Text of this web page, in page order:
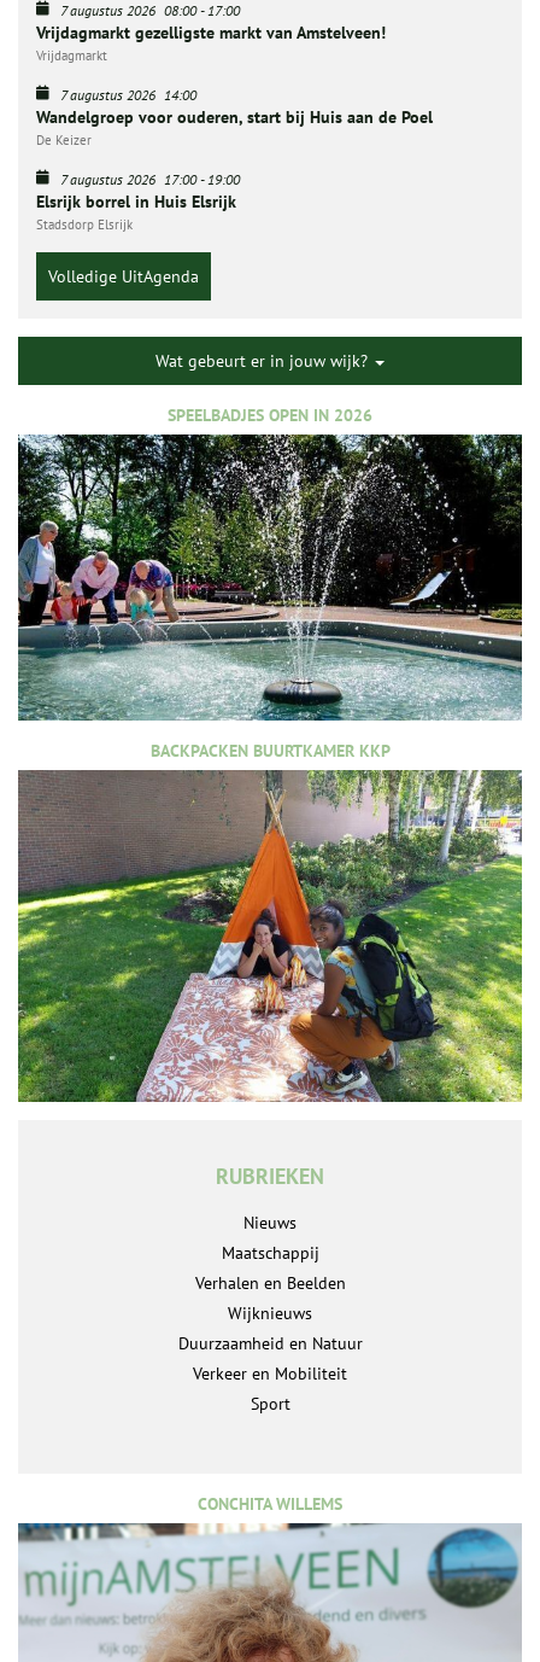
7 augustus 2026 08:00-17:00
Vrijdagmarkt gezelligste markt van Amstelveen!
Vrijdagmarkt
7 augustus 2026 14:00
Wandelgroep voor ouderen, start bij Huis aan de Poel
De Keizer
7 augustus 2026 17:00-19:00
Elsrijk borrel in Huis Elsrijk
Stadsdorp Elsrijk
Volledige UitAgenda
Wat gebeurt er in jouw wijk?
SPEELBADJES OPEN IN 2026
BACKPACKEN BUURTKAMER KKP
RUBRIEKEN
Nieuws
Maatschappij
Verhalen en Beelden
Wijknieuws
Duurzaamheid en Natuur
Verkeer en Mobiliteit
Sport
CONCHITA WILLEMS